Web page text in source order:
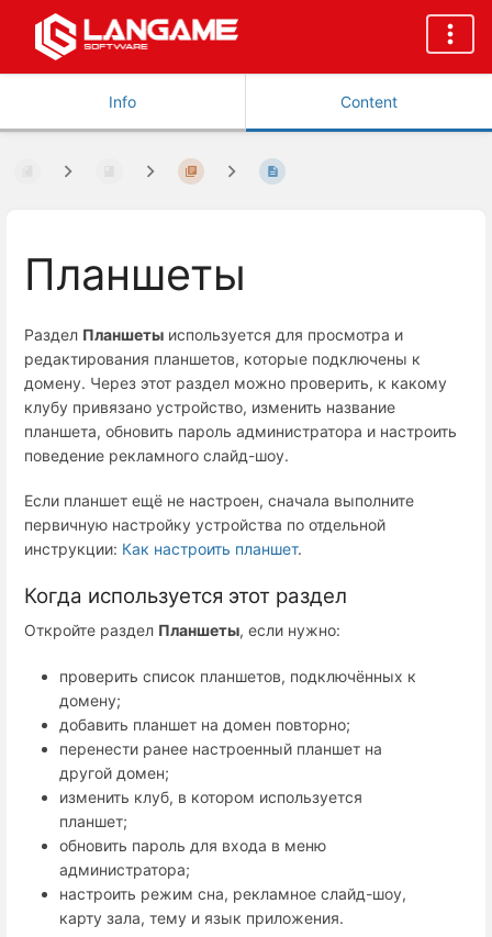
Info Content
Планшеты
Раздел Планшеты используется для просмотра и
редактирования планшетов, которые подключены к
домену. Через этот раздел можно проверить, к какому
клубу привязано устройство, изменить название
планшета, обновить пароль администратора и настроить
поведение рекламного слайд-шоу.
Если планшет ещё не настроен, сначала выполните
первичную настройку устройства по отдельной
инструкции: Как настроить планшет.
Когда используется этот раздел
Откройте раздел Планшеты, если нужно:
проверить список планшетов, подключённых к
домену;
добавить планшет на домен повторно;
перенести ранее настроенный планшет на
другой домен;
изменить клуб, в котором используется
планшет;
обновить пароль для входа в меню
администратора;
настроить режим сна, рекламное слайд-шоу,
карту зала, тему и язык приложения.